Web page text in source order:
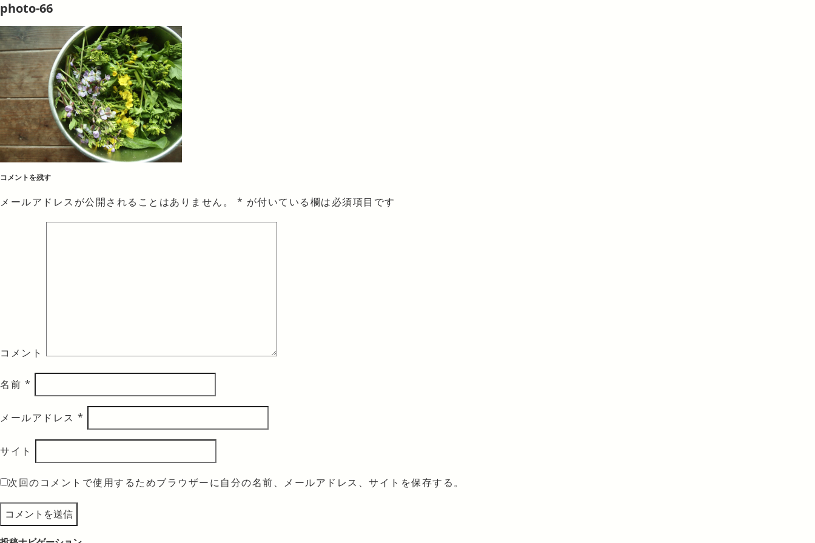
photo-66
コメントを残す
メールアドレスが公開されることはありません。 * が付いている欄は必須項目です
コメント
名前 *
メールアドレス *
サイト
次回のコメントで使用するためブラウザーに自分の名前、メールアドレス、サイトを保存する。